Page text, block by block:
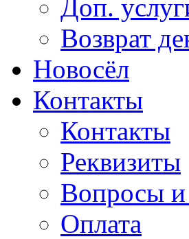
Доп.
Возврат
Новосёл
Контакты
Контакты
Реквизиты
Вопросы и
Оплата